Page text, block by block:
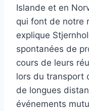
Islande et en
qui font de notre
explique
spontanées de
cours de leurs
lors du transport
de longues
événements